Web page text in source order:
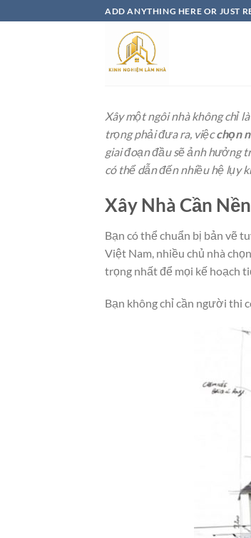
qua
ADD ANYTHING HERE OR JUST
Xây một ngôi nhà không chỉ
trọng phải đưa ra, việcchọn
giai đoạn đầu sẽ ảnh hưởng
có thể dẫn đến nhiều hệ lụy
Xây Nhà Cần
Bạn có thể chuẩn bị bản vẽ
Việt Nam, nhiều chủ nhà
trọng nhất để mọi kế hoạch
Bạn không chỉ cần người thi